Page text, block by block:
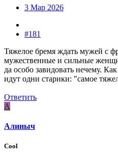
3 Мар 2026
#181
Тяжелое бремя ждать мужей с
мужественные и сильные
да особо завидовать нечему.
идут одни старики: "самое
Ответить
А
Алиныч
Cool